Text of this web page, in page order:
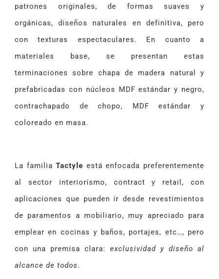
patrones originales, de formas suaves y
orgánicas, diseños naturales en definitiva, pero
con texturas espectaculares. En cuanto a
materiales base, se presentan estas
terminaciones sobre chapa de madera natural y
prefabricadas con núcleos MDF estándar y negro,
contrachapado de chopo, MDF estándar y
coloreado en masa.
La familiaTactyle está enfocada preferentemente
al sector interiorismo, contract y retail, con
aplicaciones que pueden ir desde revestimientos
de paramentos a mobiliario, muy apreciado para
emplear en cocinas y baños, portajes, etc…, pero
con una premisa clara:exclusividad y diseño al
alcance de todos.